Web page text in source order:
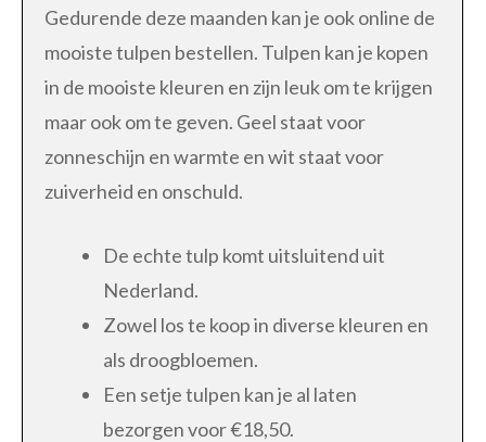
Gedurende deze maanden kan je ook online de
mooiste tulpen bestellen. Tulpen kan je kopen
in de mooiste kleuren en zijn leuk om te krijgen
maar ook om te geven. Geel staat voor
zonneschijn en warmte en wit staat voor
zuiverheid en onschuld.
De echte tulp komt uitsluitend uit
Nederland.
Zowel los te koop in diverse kleuren en
als droogbloemen.
Een setje tulpen kan je al laten
bezorgen voor €18,50.